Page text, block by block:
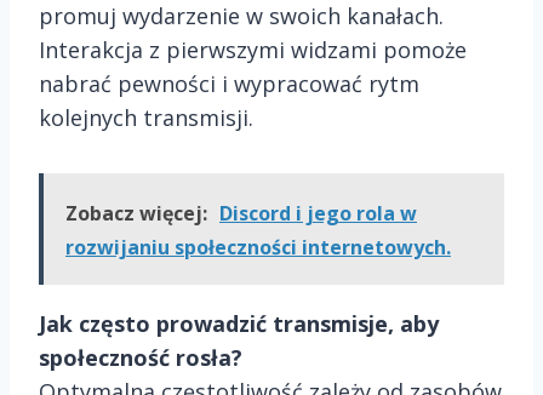
promuj wydarzenie w swoich kanałach.
Interakcja z pierwszymi widzami pomoże
nabrać pewności i wypracować rytm
kolejnych transmisji.
Zobacz więcej: Discord i jego rola w
rozwijaniu społeczności internetowych.
Jak często prowadzić transmisje, aby
społeczność rosła?